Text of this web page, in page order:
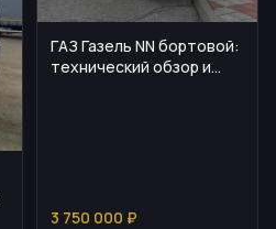
ГАЗ Газель NN бортовой:
технический обзор и
3 750 000 ₽